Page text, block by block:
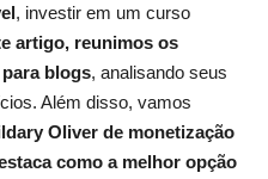
, investir em um curso
artigo, reunimos os
blogs, analisando seus
Além disso, vamos
Oliver de monetização
como a melhor opção